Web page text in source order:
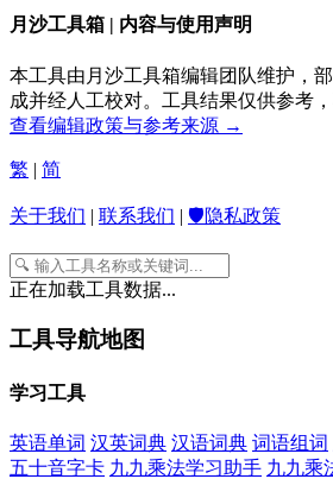
月沙工具箱 | 内容与使用声明
本工具由月沙工具箱编辑团队维护，
成并经人工校对。工具结果仅供参考
查看编辑政策与参考来源 →
繁 | 简
关于我们 | 联系我们 | 🛡️隐私政策
正在加载工具数据...
工具导航地图
学习工具
英语单词 汉英词典 汉语词典 词语组词
五十音字卡 九九乘法学习助手 九九乘